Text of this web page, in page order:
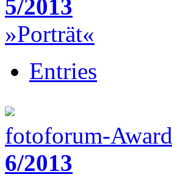
5/2013
»Porträt«
Entries
fotoforum-Award
6/2013